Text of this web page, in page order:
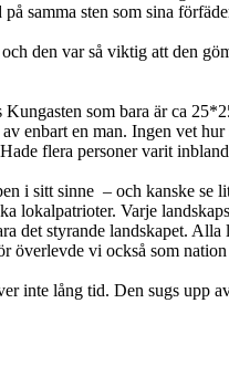
samma sten som sina
den var så viktig att den
som bara är ca
enbart en man. Ingen vet
flera personer varit
i sitt sinne – och kanske se
lokalpatrioter. Varje
det styrande landskapet. Alla
överlevde vi också som
inte lång tid. Den sugs upp